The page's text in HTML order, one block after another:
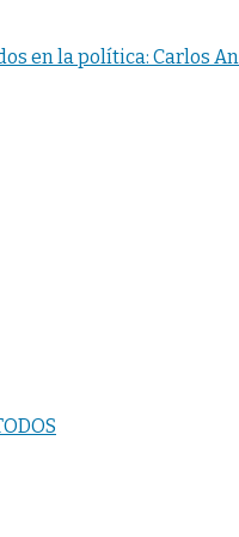
en la política: Carlos